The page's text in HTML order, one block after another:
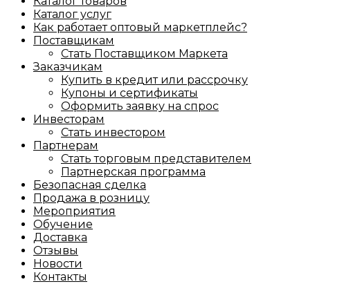
Каталог услуг
Как работает оптовый маркетплейс?
Поставщикам
Стать Поставщиком Маркета
Заказчикам
Купить в кредит или рассрочку
Купоны и сертификаты
Оформить заявку на спрос
Инвесторам
Стать инвестором
Партнерам
Стать торговым представителем
Партнерская программа
Безопасная сделка
Продажа в розницу
Мероприятия
Обучение
Доставка
Отзывы
Новости
Контакты